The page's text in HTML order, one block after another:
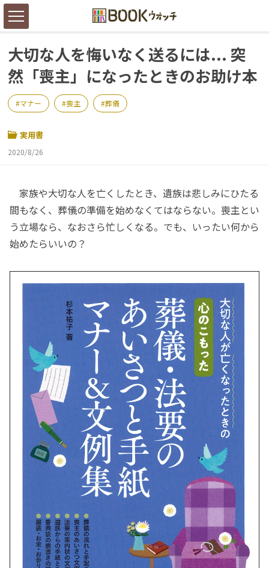
大切な人を悔いなく送るには... 突
然「喪主」になったときのお助け本
マナー 喪主 葬儀
実用書
2020/8/26
家族や大切な人を亡くしたとき、遺族は悲しみにひたる
間もなく、葬儀の準備を始めなくてはならない。喪主とい
う立場なら、なおさら忙しくなる。でも、いったい何から
始めたらいいの？